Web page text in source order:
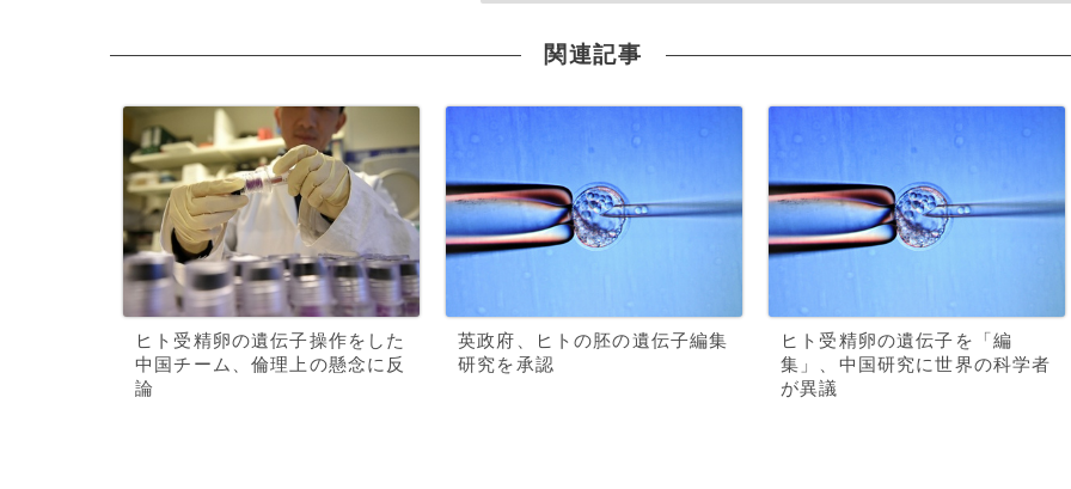
関連記事
ヒト受精卵の遺伝子操作をした
中国チーム、倫理上の懸念に反
論
英政府、ヒトの胚の遺伝子編集
研究を承認
ヒト受精卵の遺伝子を「編
集」、中国研究に世界の科学者
が異議